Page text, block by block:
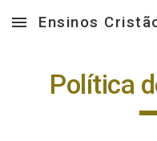
Skip to main content
Ensinos
Política